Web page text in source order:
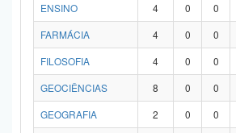
ENSINO
4 0 0
FARMÁCIA
4 0 0
FILOSOFIA
4 0 0
GEOCIÊNCIAS
8 0 0
GEOGRAFIA
2 0 0